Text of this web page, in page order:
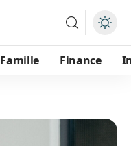
Famille Finance